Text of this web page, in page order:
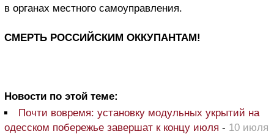
в органах местного самоуправления.
СМЕРТЬ РОССИЙСКИМ ОККУПАНТАМ!
Новости по этой теме:
Почти вовремя: установку модульных укрытий на
одесском побережье завершат к концу июля - 10 июля